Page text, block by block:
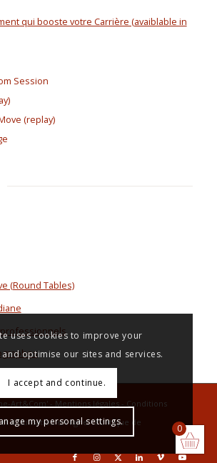
qui booste votre Carrière (avaiblable in
Session
(replay)
(Round Tables)
Art&Com' - Mentions légales- Conditions
d’Utilisation en ligne-Politique de
uses cookies to improve your
optimise our sites and services.
I accept and continue.
my personal settings.
0